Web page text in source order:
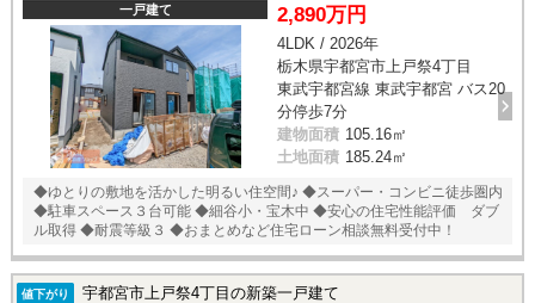
一戸建て 2,890万円
4LDK / 2026年
栃木県宇都宮市上戸祭4丁目
東武宇都宮線 東武宇都宮 バス20
分停歩7分
建物面積 105.16㎡
土地面積 185.24㎡
◆ゆとりの敷地を活かした明るい住空間♪ ◆スーパー・コンビニ徒歩圏内
◆駐車スペース３台可能 ◆細谷小・宝木中 ◆安心の住宅性能評価 ダブ
ル取得 ◆耐震等級３ ◆おまとめなど住宅ローン相談無料受付中！
値下がり 宇都宮市上戸祭4丁目の新築一戸建て